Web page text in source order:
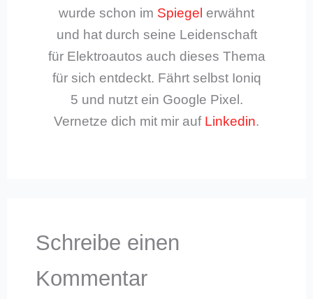
wurde schon im Spiegel erwähnt
und hat durch seine Leidenschaft
für Elektroautos auch dieses Thema
für sich entdeckt. Fährt selbst Ioniq
5 und nutzt ein Google Pixel.
Vernetze dich mit mir auf Linkedin.
Schreibe einen
Kommentar